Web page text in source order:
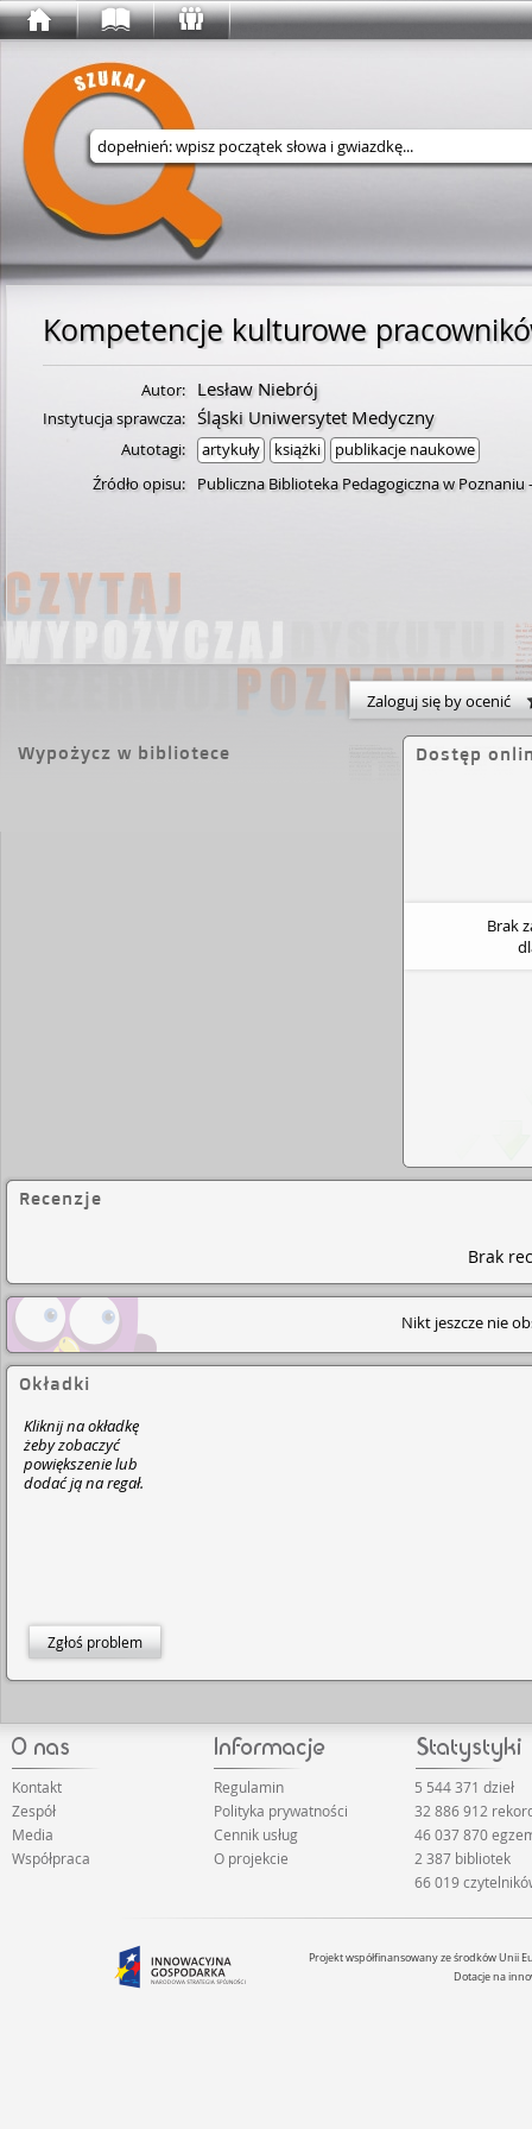
Wyszukaj w serwisie
Autor: Lesław Niebrój
Instytucja sprawcza: Śląski Uniwersytet Medyczny
Autotagi: artykuły książki
publikacje naukowe
Źródło opisu:
Publiczna Biblioteka Pedagogiczna w Poznaniu
Zaloguj się by ocenić
Wypożycz w bibliotece Dostęp
Brak
Recenzje
Brak
Nikt jeszcze nie
Okładki
Kliknij na okładkę
żeby zobaczyć
powiększenie lub
dodać ją na regał.
Zgłoś problem
Kontakt
Zespół
Media
Współpraca
Regulamin
Polityka prywatności
Cennik usług
O projekcie
5 544 371 dzieł
32 886 912
46 037 870
2 387 bibliotek
66 019
Projekt współfinansowany ze środków Unii
Dotacje na